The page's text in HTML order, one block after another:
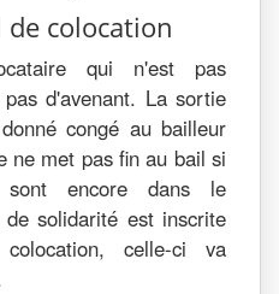
colocation
qui n'est pas
d'avenant. La sortie
congé au bailleur
ne met pas fin au bail si
sont encore dans le
solidarité est inscrite
celle-ci va